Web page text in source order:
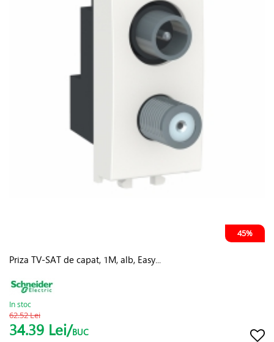
45%
Priza TV-SAT de capat, 1M, alb, Easy...
In stoc
62.52 Lei
34.39 Lei/BUC